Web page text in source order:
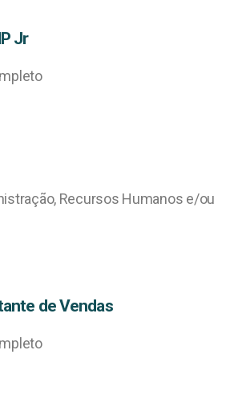
Jr
Recursos Humanos e/ou
de Vendas